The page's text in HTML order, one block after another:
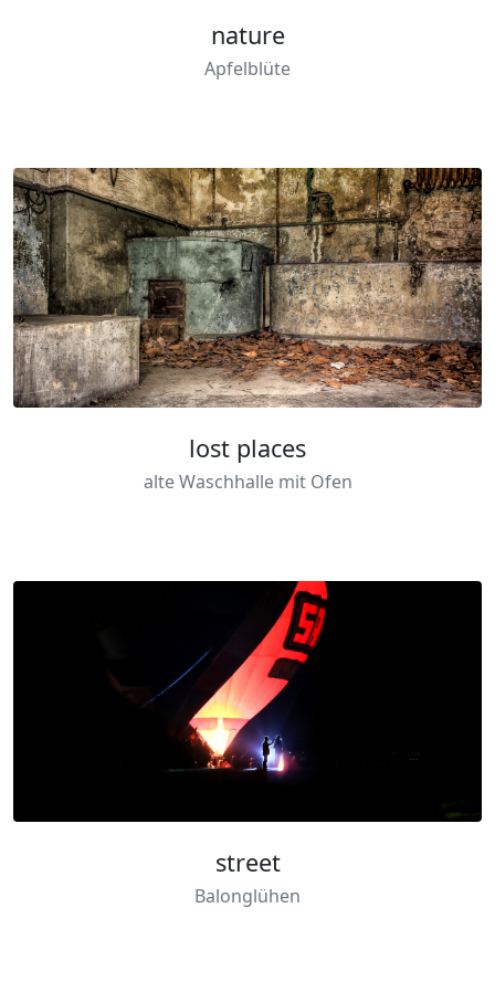
nature
Apfelblüte
lost places
alte Waschhalle mit Ofen
street
Balonglühen